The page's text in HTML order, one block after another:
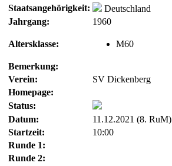
Staatsangehörigkeit:
Deutschland
Jahrgang:
1960
Altersklasse: M60
Bemerkung:
Verein:
SV Dickenberg
Homepage:
Status:
Datum:
11.12.2021 (8. RuM)
Startzeit:
10:00
Runde 1:
Runde 2: